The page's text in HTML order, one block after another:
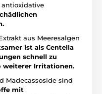
aus Meeresalgen
ist als Centella
schnell zu
weiterer Irritationen.
Madecassoside sind
mit